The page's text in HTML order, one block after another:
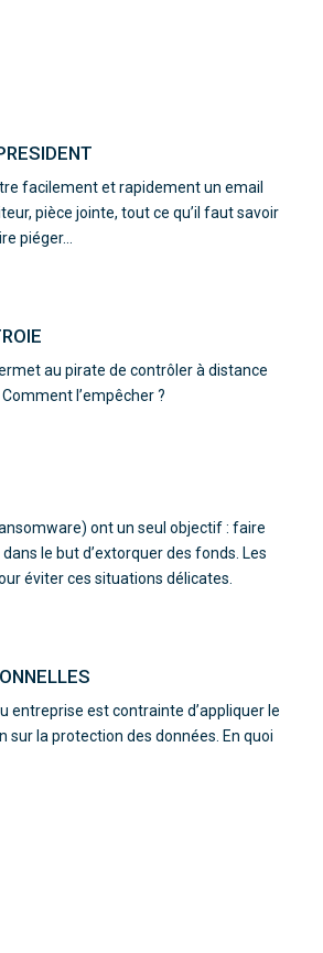
facilement et rapidement un email
pièce jointe, tout ce qu’il faut savoir
piéger…
au pirate de contrôler à distance
l’empêcher ?
ont un seul objectif : faire
dans le but d’extorquer des fonds.Les
éviter ces situations délicates.
entreprise est contrainte d’appliquer le
sur la protection des données. En quoi